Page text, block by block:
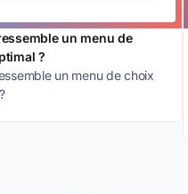
un menu de
?
un menu de choix